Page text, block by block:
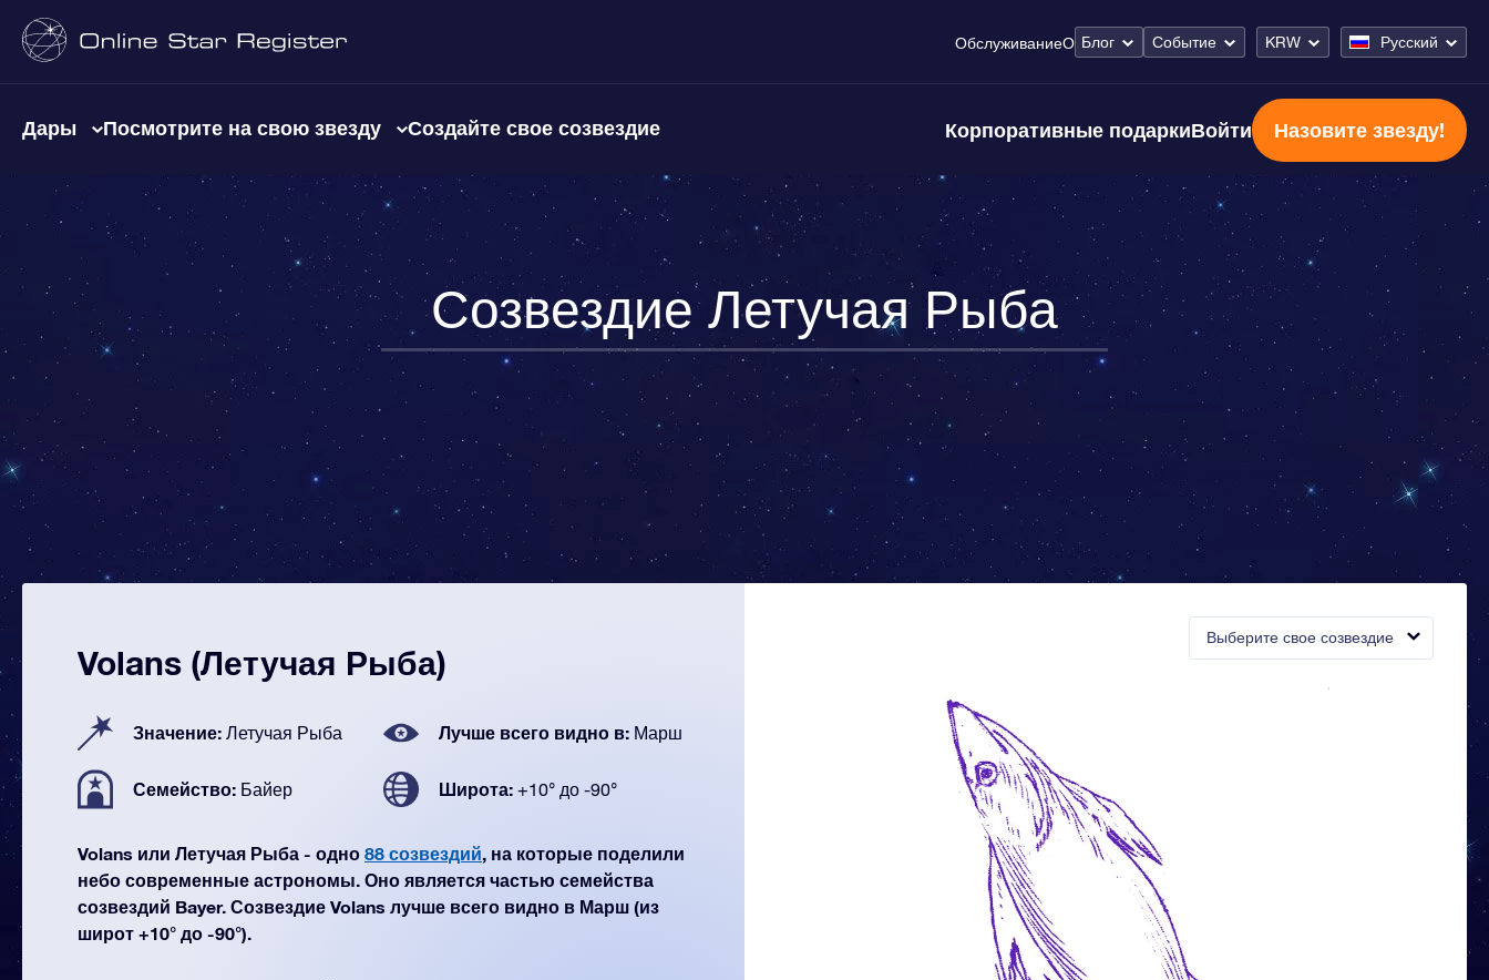
ОбслуживаниеО Блог Событие KRW Русский
Дары Посмотрите на свою звезду Создайте свое созвездие Корпоративные подаркиВойти Назовите звезду!
Созвездие Летучая Рыба
Выберите свое созвездие
Volans (Летучая Рыба)
Значение: Летучая Рыба Лучше всего видно в: Марш
Семейство: Байер Широта: +10° до -90°
Volans или Летучая Рыба - одно 88 созвездий, на которые поделили
небо современные астрономы. Оно является частью семейства
созвездий Bayer. Созвездие Volans лучше всего видно в Марш (из
широт +10° до -90°).